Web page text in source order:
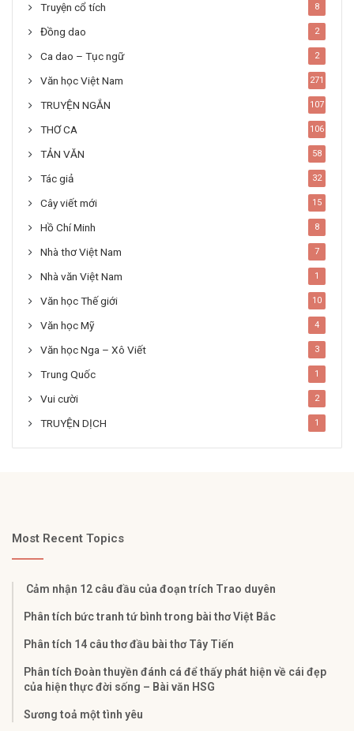
Truyện cổ tích 8
Đồng dao 2
Ca dao – Tục ngữ 2
Văn học Việt Nam 271
TRUYỆN NGẮN 107
THƠ CA 106
TẢN VĂN 58
Tác giả 32
Cây viết mới 15
Hồ Chí Minh 8
Nhà thơ Việt Nam 7
Nhà văn Việt Nam 1
Văn học Thế giới 10
Văn học Mỹ 4
Văn học Nga – Xô Viết 3
Trung Quốc 1
Vui cười 2
TRUYỆN DỊCH 1
Most Recent Topics
Cảm nhận 12 câu đầu của đoạn trích Trao duyên
Phân tích bức tranh tứ bình trong bài thơ Việt Bắc
Phân tích 14 câu thơ đầu bài thơ Tây Tiến
Phân tích Đoàn thuyền đánh cá để thấy phát hiện về cái đẹp
của hiện thực đời sống – Bài văn HSG
Sương toả một tình yêu